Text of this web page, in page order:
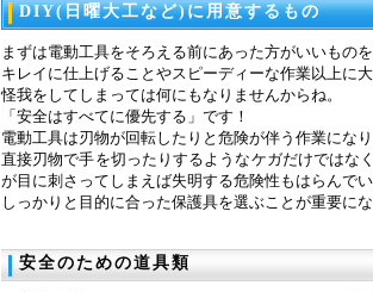
DIY(日曜大工など)に用意するもの
まずは電動工具をそろえる前にあった方がいいものを
キレイに仕上げることやスピーディーな作業以上に
怪我をしてしまっては何にもなりませんからね。
「安全はすべてに優先する」です！
電動工具は刃物が回転したりと危険が伴う作業になり
直接刃物で手を切ったりするようなケガだけではな
が目に刺さってしまえば失明する危険性もはらんでい
しっかりと目的に合った保護具を選ぶことが重要にな
安全のための道具類